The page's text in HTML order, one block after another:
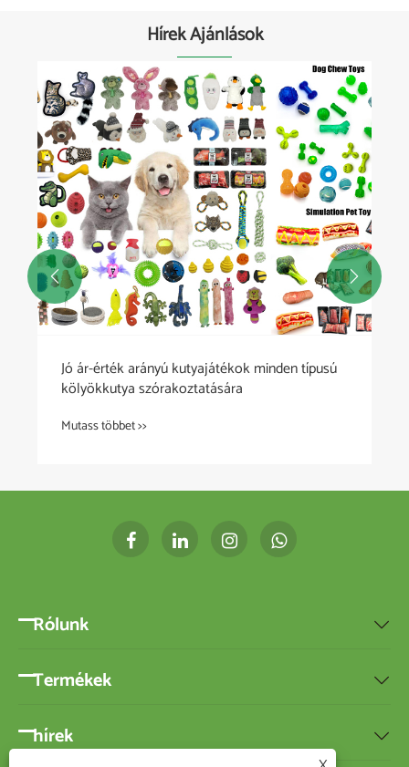
Hírek Ajánlások
Jó ár-érték arányú kutyajátékok minden típusú
kölyökkutya szórakoztatására
Mutass többet >>
 
Rólunk 
Termékek 
hírek 